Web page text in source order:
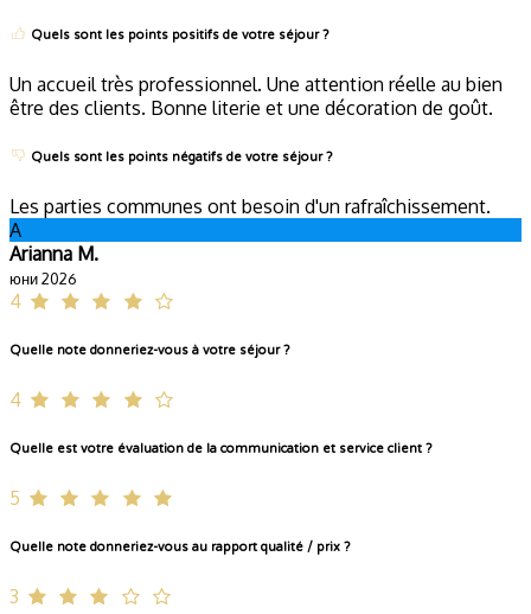
Quels sont les points positifs de votre séjour ?
Un accueil très professionnel. Une attention réelle au bien
être des clients. Bonne literie et une décoration de goût.
Quels sont les points négatifs de votre séjour ?
Les parties communes ont besoin d'un rafraîchissement.
A
Arianna M.
юни 2026
4
Quelle note donneriez-vous à votre séjour ?
4
Quelle est votre évaluation de la communication et service client ?
5
Quelle note donneriez-vous au rapport qualité / prix ?
3